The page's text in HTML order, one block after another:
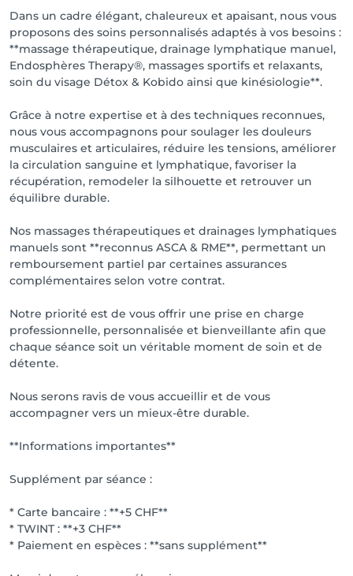
que le remodelage de la silhouette.
Massages spécialisés
• Massage sportif et décontracturant
• Massage du dos
• Massage jambes lourdes
• Massage prénatal et postnatal
• Massage ciblé (2 zones) et massage assis
• Rituel relaxant à l'huile de chocolat et à l'huile de
coco
Soin du visage Détox & Kobido
Le célèbre massage facial japonais qui tonifie, draine,
raffermit la peau et redonne éclat, fraîcheur et
Kinésiologie
Une approche globale visant à identifier et libérer les
afin de retrouver un meilleur équilibre.
douleurs, une récupération après un effort, une
une intervention, un remodelage de la silhouette ou
vous accompagne avec professionnalisme, écoute et
bienveillance.
Dans un cadre élégant, chaleureux et apaisant, nous vous
proposons des soins personnalisés adaptés à vos besoins :
**massage thérapeutique, drainage lymphatique manuel,
Endosphères Therapy®, massages sportifs et relaxants,
soin du visage Détox & Kobido ainsi que kinésiologie**.
Grâce à notre expertise et à des techniques reconnues,
nous vous accompagnons pour soulager les douleurs
musculaires et articulaires, réduire les tensions, améliorer
la circulation sanguine et lymphatique, favoriser la
récupération, remodeler la silhouette et retrouver un
équilibre durable.
Nos massages thérapeutiques et drainages lymphatiques
manuels sont **reconnus ASCA & RME**, permettant un
remboursement partiel par certaines assurances
complémentaires selon votre contrat.
Notre priorité est de vous offrir une prise en charge
professionnelle, personnalisée et bienveillante afin que
chaque séance soit un véritable moment de soin et de
détente.
Nous serons ravis de vous accueillir et de vous
accompagner vers un mieux-être durable.
**Informations importantes**
Supplément par séance :
* Carte bancaire : **+5 CHF**
* TWINT : **+3 CHF**
* Paiement en espèces : **sans supplément**